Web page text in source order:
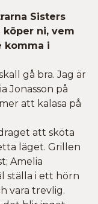
Sisters
köper ni, vem
komma i
gå bra. Jag är
Jonasson på
att kalasa på
att sköta
läget. Grillen
Amelia
ställa i ett hörn
vara trevlig.